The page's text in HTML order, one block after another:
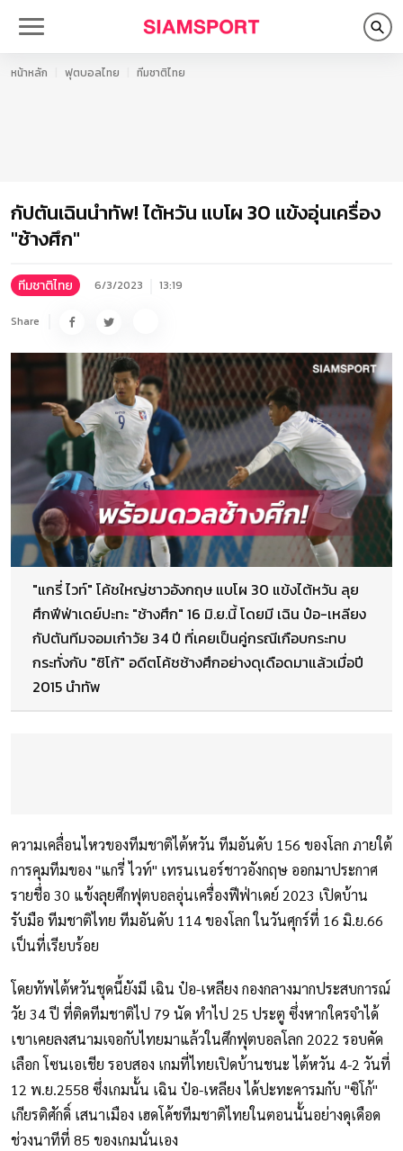
หน้าหลัก ฟุตบอลไทย ทีมชาติไทย
กัปตันเฉินนำทัพ! ไต้หวัน แบโผ 30 แข้งอุ่นเครื่อง
"ช้างศึก"
ทีมชาติไทย 6/3/2023 13:19
Share
"แกรี่ ไวท์" โค้ชใหญ่ชาวอังกฤษ แบโผ 30 แข้งไต้หวัน ลุย
ศึกฟีฟ่าเดย์ปะทะ "ช้างศึก" 16 มิ.ย.นี้ โดยมี เฉิน ป๋อ-เหลียง
กัปตันทีมจอมเก๋าวัย 34 ปี ที่เคยเป็นคู่กรณีเกือบกระทบ
กระทั่งกับ "ซิโก้" อดีตโค้ชช้างศึกอย่างดุเดือดมาแล้วเมื่อปี
2015 นำทัพ
ความเคลื่อนไหวของทีมชาติไต้หวัน ทีมอันดับ 156 ของโลก ภายใต้
การคุมทีมของ "แกรี่ ไวท์" เทรนเนอร์ชาวอังกฤษ ออกมาประกาศ
รายชื่อ 30 แข้งลุยศึกฟุตบอลอุ่นเครื่องฟีฟ่าเดย์ 2023 เปิดบ้าน
รับมือ ทีมชาติไทย ทีมอันดับ 114 ของโลก ในวันศุกร์ที่ 16 มิ.ย.66
เป็นที่เรียบร้อย
โดยทัพไต้หวันชุดนี้ยังมี เฉิน ป๋อ-เหลียง กองกลางมากประสบการณ์
วัย 34 ปี ที่ติดทีมชาติไป 79 นัด ทำไป 25 ประตู ซึ่งหากใครจำได้
เขาเคยลงสนามเจอกับไทยมาแล้วในศึกฟุตบอลโลก 2022 รอบคัด
เลือก โซนเอเชีย รอบสอง เกมที่ไทยเปิดบ้านชนะ ไต้หวัน 4-2 วันที่
12 พ.ย.2558 ซึ่งเกมนั้น เฉิน ป๋อ-เหลียง ได้ปะทะคารมกับ "ซิโก้"
เกียรติศักดิ์ เสนาเมือง เฮดโค้ชทีมชาติไทยในตอนนั้นอย่างดุเดือด
ช่วงนาทีที่ 85 ของเกมนั่นเอง